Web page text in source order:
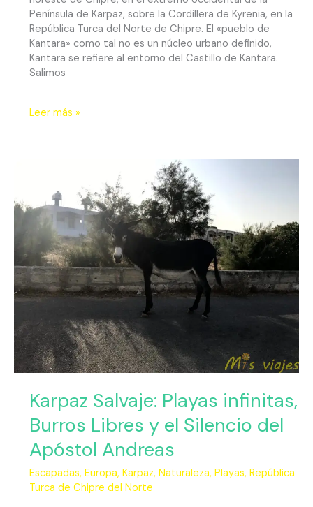
Península de Karpaz, sobre la Cordillera de Kyrenia, en la
República Turca del Norte de Chipre. El «pueblo de
Kantara» como tal no es un núcleo urbano definido,
Kantara se refiere al entorno del Castillo de Kantara.
Salimos
Leer más »
Karpaz Salvaje: Playas infinitas,
Burros Libres y el Silencio del
Apóstol Andreas
Escapadas, Europa, Karpaz, Naturaleza, Playas, República
Turca de Chipre del Norte
Playas
infinitas,
Burros
Libres
y
el
Silencio
del
Andreas